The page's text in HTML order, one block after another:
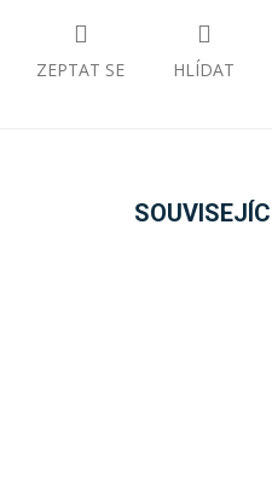
ZEPTAT SE HLÍDAT